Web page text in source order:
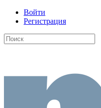
Войти
Регистрация